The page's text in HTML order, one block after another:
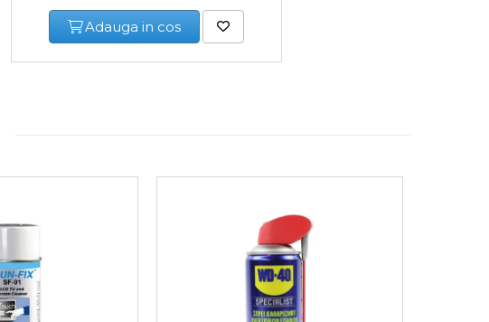
Adauga in cos